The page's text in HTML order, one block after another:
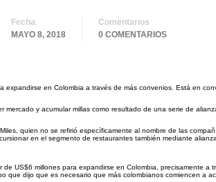
Fecha
MAYO 8, 2018
Comentarios
0 COMENTARIOS
expandirse en Colombia a través de más convenios. Está en
mercado y acumular millas como resultado de una serie de
quien no se refirió específicamente al nombre de las
en el segmento de restaurantes también mediante
US$6 millones para expandirse en Colombia, precisamente
que dijo que es necesario que más colombianos comiencen a